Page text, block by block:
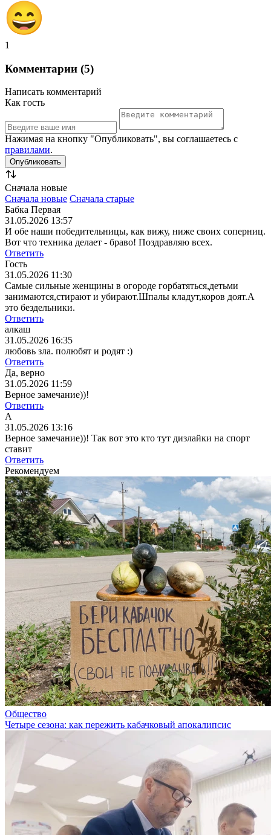
1
Комментарии (5)
Написать комментарий
Как гость
Нажимая на кнопку "Опубликовать", вы соглашаетесь с
правилами.
Сначала новые
Сначала новые Сначала старые
Бабка Первая
31.05.2026 13:57
И обе наши победительницы, как вижу, ниже своих соперниц.
Вот что техника делает - браво! Поздравляю всех.
Ответить
Гость
31.05.2026 11:30
Самые сильные женщины в огороде горбатяться,детьми
занимаются,стирают и убирают.Шпалы кладут,коров доят.А
это бездельники.
Ответить
алкаш
31.05.2026 16:35
любовь зла. полюбят и родят :)
Ответить
Да, верно
31.05.2026 11:59
Верное замечание))!
Ответить
А
31.05.2026 13:16
Верное замечание))! Так вот это кто тут дизлайки на спорт
ставит
Ответить
Рекомендуем
Общество
Четыре сезона: как пережить кабачковый апокалипсис